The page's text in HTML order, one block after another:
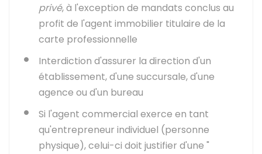
privé, à l'exception de mandats conclus au
profit de l'agent immobilier titulaire de la
carte professionnelle
Interdiction d'assurer la direction d'un
établissement, d'une succursale, d'une
agence ou d'un bureau
Si l'agent commercial exerce en tant
qu'entrepreneur individuel (personne
physique), celui-ci doit justifier d'une "